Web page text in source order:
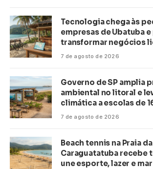
Tecnologia chega às
empresas de Ubatuba
transformar negócios
turismo no litoral
7 de agosto de 2026
Governo de SP amplia
ambiental no litoral e
climática a escolas de
7 de agosto de 2026
Beach tennis na Praia
Caraguatatuba recebe
une esporte, lazer e mar